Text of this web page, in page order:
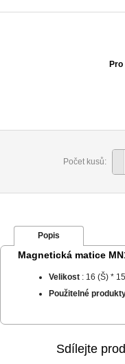
Počet kusů:
Popis
Magnetická matice
Velikost : 16 (Š) *
Použitelné
Sdílejte